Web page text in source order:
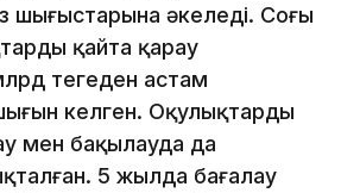
шығыстарына әкеледі. Соңғы
қайта қарау
теңгеден астам
келген. Оқулықтардың
мен бақылауда да
5 жылда бағалау